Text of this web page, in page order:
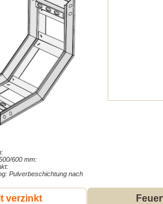
600 mm:
Pulverbeschichtung nach
verzinkt